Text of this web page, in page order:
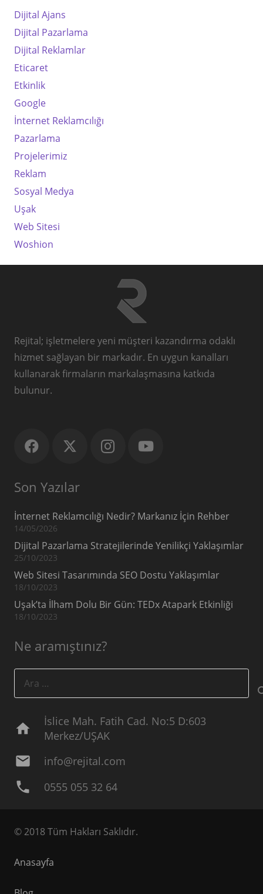
Dijital Ajans
Dijital Pazarlama
Dijital Reklamlar
Eticaret
Etkinlik
Google
İnternet Reklamcılığı
Pazarlama
Projelerimiz
Reklam
Sosyal Medya
Uşak
Web Sitesi
Woshion
Rejital; işletmelere yeni müşteri kazandırma odaklı
hizmet sağlayan bir markadır. En uygun kanalları
kullanarak firmaların markalaşmasına katkıda
bulunur.
Son Yazılar
İnternet Reklamcılığı Nedir? Markanız İçin Rehber
14/05/2026
Dijital Pazarlama Stratejilerinde Yenilikçi Yaklaşımlar
25/10/2023
Web Sitesi Tasarımında SEO Dostu Yaklaşımlar
18/10/2023
Uşak’ta İlham Dolu Bir Gün: TEDx Atapark Etkinliği
18/10/2023
Ne aramıştınız?
home
İslice Mah. Fatih Cad. No:5 D:603
Merkez/UŞAK
mail info@rejital.com
phone 0555 055 32 64
© 2018 Tüm Hakları Saklıdır.
Anasayfa